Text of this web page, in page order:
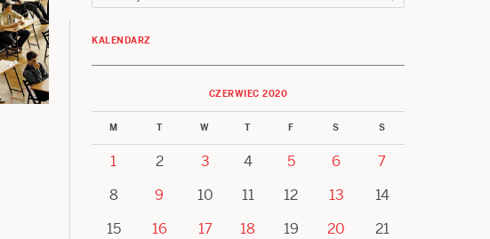
KALENDARZ
CZERWIEC 2020
M T W T F S S
1 2 3 4 5 6
7
8
9 10 11 12 13
14
15
16 17 18 19 20
21